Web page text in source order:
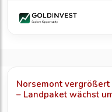
Norsemont
– Landpaket wächst